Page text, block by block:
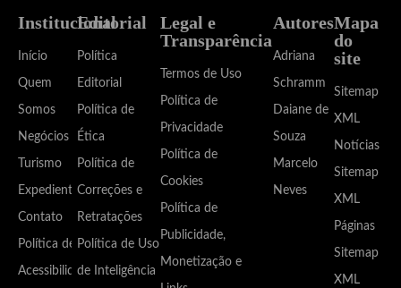
Institucional
Início
Quem
Somos
Negócios
Turismo
Expediente
Contato
Política de
Acessibilidade
Editorial
Política
Editorial
Política de
Ética
Política de
Correções e
Retratações
Política de Uso
de Inteligência
Legal e
Transparência
Termos de Uso
Política de
Privacidade
Política de
Cookies
Política de
Publicidade,
Monetização e
Autores
Adriana
Schramm
Daiane de
Souza
Marcelo
Neves
Mapa
do
site
Sitemap
XML
Notícias
Sitemap
XML
Páginas
Sitemap
XML